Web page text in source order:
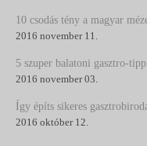
10 csodás tény a magyar
2016 november 11.
5 szuper balatoni gasztro-
2016 november 03.
Így építs sikeres
2016 október 12.